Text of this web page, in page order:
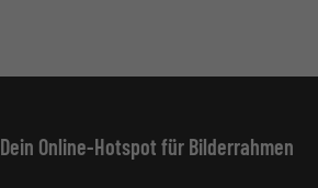
Dein Online-Hotspot für Bilderrahmen